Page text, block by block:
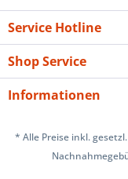
Service Hotline
Shop Service
Informationen
* Alle Preise inkl.